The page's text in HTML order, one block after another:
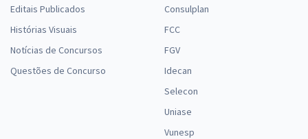
Editais Publicados
Histórias Visuais
Notícias de Concursos
Questões de Concurso
Consulplan
FCC
FGV
Idecan
Selecon
Uniase
Vunesp